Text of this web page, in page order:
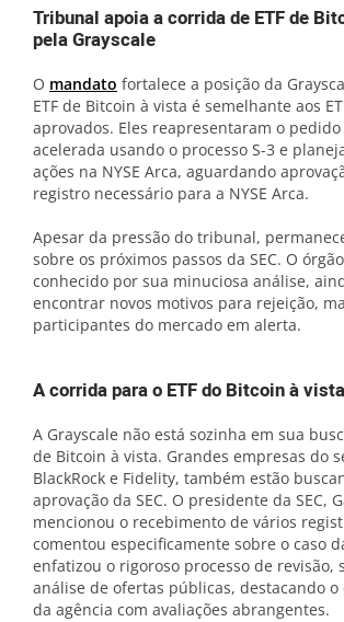
Tribunal apoia a corrida de ETF de
pela Grayscale
O mandato fortalece a posição da
ETF de Bitcoin à vista é semelhante aos
aprovados. Eles reapresentaram o
acelerada usando o processo S-3 e
ações na NYSE Arca, aguardando
registro necessário para a NYSE Arca.
Apesar da pressão do tribunal,
sobre os próximos passos da SEC. O
conhecido por sua minuciosa análise,
encontrar novos motivos para rejeição,
participantes do mercado em alerta.
A corrida para o ETF do Bitcoin à vista
A Grayscale não está sozinha em sua
de Bitcoin à vista. Grandes empresas do
BlackRock e Fidelity, também estão
aprovação da SEC. O presidente da SEC,
mencionou o recebimento de vários
comentou especificamente sobre o caso
enfatizou o rigoroso processo de revisão,
análise de ofertas públicas, destacando o
da agência com avaliações abrangentes.